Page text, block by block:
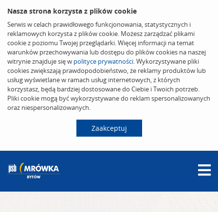
Nasza strona korzysta z plików cookie
Serwis w celach prawidłowego funkcjonowania, statystycznych i
reklamowych korzysta z plików cookie. Możesz zarządzać plikami
cookie z poziomu Twojej przeglądarki. Więcej informacji na temat
warunków przechowywania lub dostępu do plików cookies na naszej
witrynie znajduje się w polityce prywatności. Wykorzystywane pliki
cookies zwiększają prawdopodobieństwo, że reklamy produktów lub
usług wyświetlane w ramach usług internetowych, z których
korzystasz, będą bardziej dostosowane do Ciebie i Twoich potrzeb.
Pliki cookie mogą być wykorzystywane do reklam spersonalizowanych
oraz niespersonalizowanych.
Zaakceptuj